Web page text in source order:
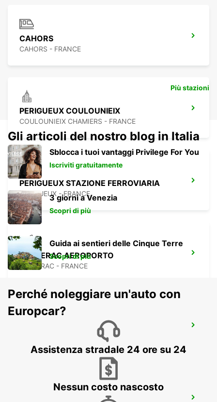
CAHORS
CAHORS - FRANCE
PERIGUEUX COULOUNIEIX
COULOUNIEIX CHAMIERS - FRANCE
PERIGUEUX STAZIONE FERROVIARIA
PERIGUEUX - FRANCE
BERGERAC AEROPORTO
BERGERAC - FRANCE
BERGERAC STAZIONE FERROVIARIA
Più stazioni
Gli articoli del nostro blog in Italia
Sblocca i tuoi vantaggi Privilege For You
Iscriviti gratuitamente
3 giorni a Venezia
Scopri di più
Guida ai sentieri delle Cinque Terre
Scopri di più
Perché noleggiare un'auto con
Europcar?
Assistenza stradale 24 ore su 24
Nessun costo nascosto